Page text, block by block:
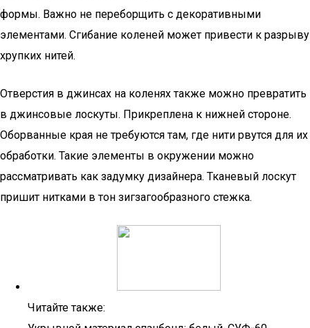
формы. Важно не переборщить с декоративными
элементами. Сгибание коленей может привести к разрыву
хрупких нитей.
Отверстия в джинсах на коленях также можно превратить
в джинсовые лоскуты. Прикреплена к нижней стороне.
Оборванные края не требуются там, где нити рвутся для их
обработки. Такие элементы в окружении можно
рассматривать как задумку дизайнера. Тканевый лоскут
пришит нитками в тон зигзагообразного стежка.
Читайте также: